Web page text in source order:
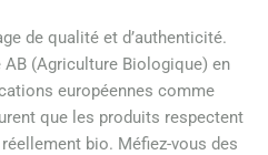
de qualité et d’authenticité.
(Agriculture Biologique) en
européennes comme
que les produits respectent
bio. Méfiez-vous des